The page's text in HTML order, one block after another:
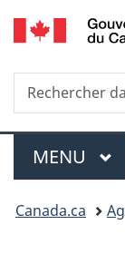
Rechercher
dans
Menu
MENU
Vous
Canada.ca